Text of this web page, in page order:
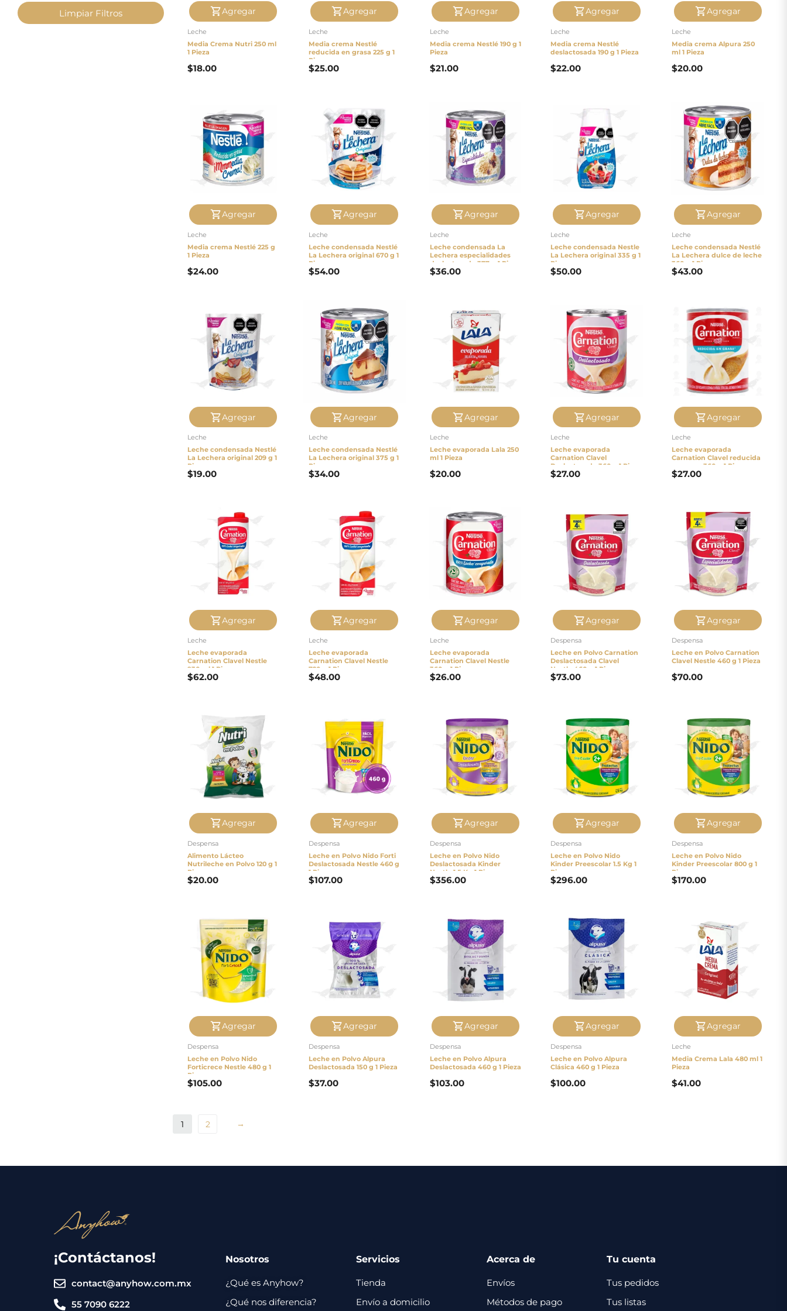
Limpiar Filtros Agregar
Leche
Media Crema Nutri 250 ml
1 Pieza
$18.00
Agregar
Leche
Media crema Nestlé
reducida en grasa 225 g 1
Pieza
$25.00
Agregar
Leche
Media crema Nestlé 190 g 1
Pieza
$21.00
Agregar
Leche
Media crema Nestlé
deslactosada 190 g 1 Pieza
$22.00
Agregar
Leche
Media crema Alpura 250
ml 1 Pieza
$20.00
Agregar
Leche
Media crema Nestlé 225 g
1 Pieza
$24.00
Agregar
Leche
Leche condensada Nestlé
La Lechera original 670 g 1
Pieza
$54.00
Agregar
Leche
Leche condensada La
Lechera especialidades
deslactosada 377 g 1 Pieza
$36.00
Agregar
Leche
Leche condensada Nestle
La Lechera original 335 g 1
Pieza
$50.00
Agregar
Leche
Leche condensada Nestlé
La Lechera dulce de leche
360 g 1 Pieza
$43.00
Agregar
Leche
Leche condensada Nestlé
La Lechera original 209 g 1
Pieza
$19.00
Agregar
Leche
Leche condensada Nestlé
La Lechera original 375 g 1
Pieza
$34.00
Agregar
Leche
Leche evaporada Lala 250
ml 1 Pieza
$20.00
Agregar
Leche
Leche evaporada
Carnation Clavel
Deslactosada 360 g 1 Pieza
$27.00
Agregar
Leche
Leche evaporada
Carnation Clavel reducida
en grasa 360 g 1 Pieza
$27.00
Agregar
Leche
Leche evaporada
Carnation Clavel Nestle
930 ml 1 Pieza
$62.00
Agregar
Leche
Leche evaporada
Carnation Clavel Nestle
720 g 1 Pieza
$48.00
Agregar
Leche
Leche evaporada
Carnation Clavel Nestle
360 g 1 Pieza
$26.00
Agregar
Despensa
Leche en Polvo Carnation
Deslactosada Clavel
Nestle 460 g 1 Pieza
$73.00
Agregar
Despensa
Leche en Polvo Carnation
Clavel Nestle 460 g 1 Pieza
$70.00
Agregar
Despensa
Alimento Lácteo
Nutrileche en Polvo 120 g 1
Pieza
$20.00
Agregar
Despensa
Leche en Polvo Nido Forti
Deslactosada Nestle 460 g
1 Pieza
$107.00
Agregar
Despensa
Leche en Polvo Nido
Deslactosada Kinder
Nestle 1.5 Kg 1 Pieza
$356.00
Agregar
Despensa
Leche en Polvo Nido
Kinder Preescolar 1.5 Kg 1
Pieza
$296.00
Agregar
Despensa
Leche en Polvo Nido
Kinder Preescolar 800 g 1
Pieza
$170.00
Agregar
Despensa
Leche en Polvo Nido
Forticrece Nestle 480 g 1
Pieza
$105.00
Agregar
Despensa
Leche en Polvo Alpura
Deslactosada 150 g 1 Pieza
$37.00
Agregar
Despensa
Leche en Polvo Alpura
Deslactosada 460 g 1 Pieza
$103.00
Agregar
Despensa
Leche en Polvo Alpura
Clásica 460 g 1 Pieza
$100.00
Agregar
Leche
Media Crema Lala 480 ml 1
Pieza
$41.00
1 2 →
¡Contáctanos!
contact@anyhow.com.mx
55 7090 6222
Nosotros
¿Qué es Anyhow?
¿Qué nos diferencia?
Servicios
Tienda
Envío a domicilio
Acerca de
Envíos
Métodos de pago
Tu cuenta
Tus pedidos
Tus listas